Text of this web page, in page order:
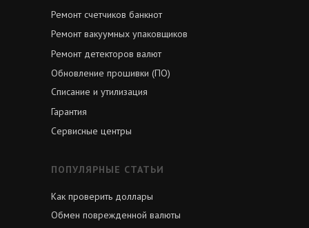
ПОПУЛЯРНЫЕ СТАТЬИ
Как проверить доллары
Ремонт счетчиков банкнот
Обмен поврежденной валюты
Ремонт вакуумных упаковщиков
Ремонт детекторов валют
Обновление прошивки (ПО)
Списание и утилизация
Гарантия
Сервисные центры